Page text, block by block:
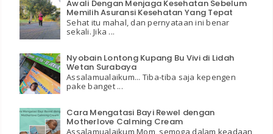
Awali Dengan Menjaga Kesehatan Sebelum
Memilih Asuransi Kesehatan Yang Tepat
Sehat itu mahal, dan pernyataan ini benar
sekali. Jika ...
Nyobain Lontong Kupang Bu Vivi di Lidah
Wetan Surabaya
Assalamualaikum... Tiba-tiba saja kepengen
pake banget ...
Cara Mengatasi Bayi Rewel dengan
Motherlove Calming Cream
Assalamualaikum Mom, semoga dalam keadaan